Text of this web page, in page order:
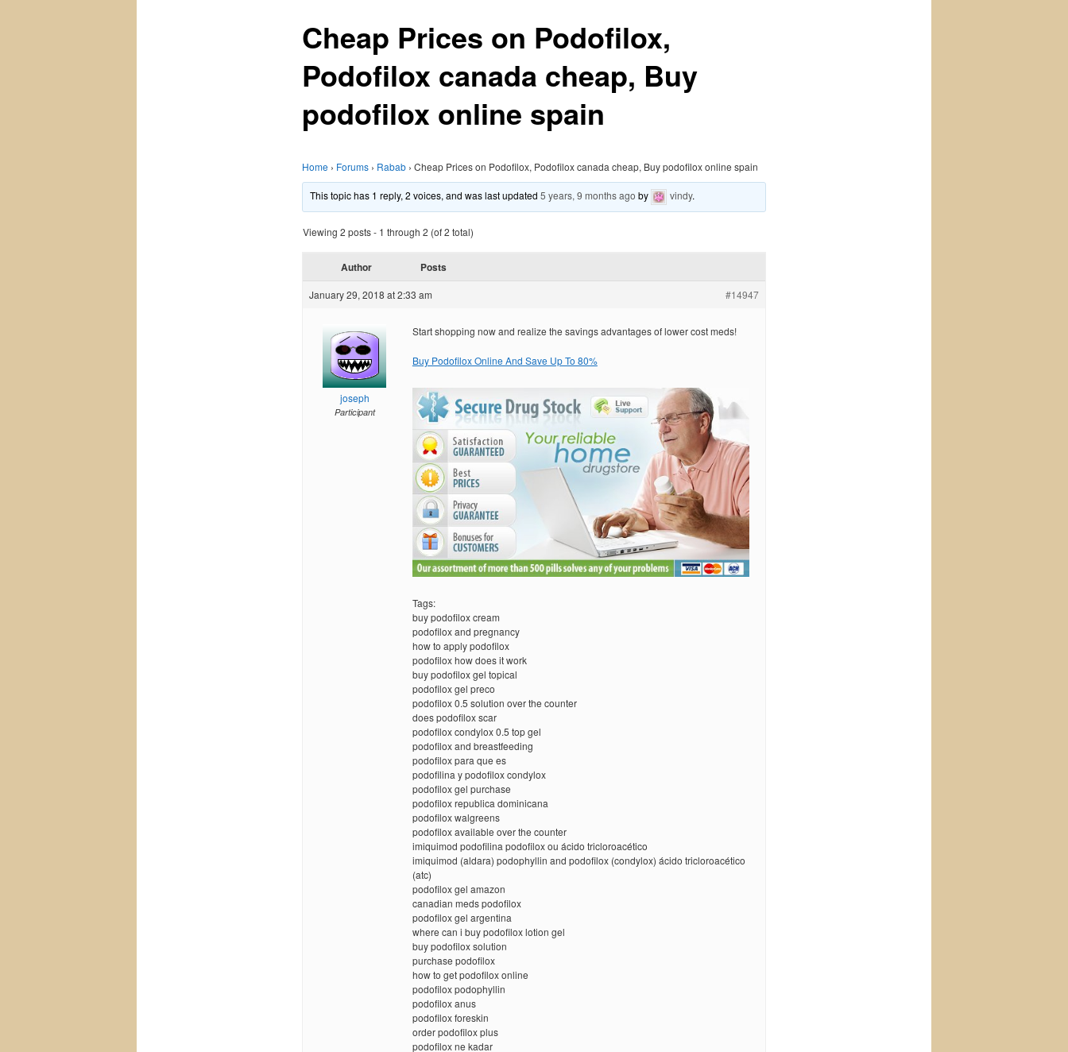
Cheap Prices on Podofilox,
Podofilox canada cheap, Buy
podofilox online spain
Home › Forums › Rabab › Cheap Prices on Podofilox, Podofilox canada cheap, Buy podofilox online spain
This topic has 1 reply, 2 voices, and was last updated5 years, 9 months ago by vindy.
Viewing 2 posts - 1 through 2 (of 2 total)
Author Posts
January 29, 2018 at 2:33 am #14947
joseph
Participant
Start shopping now and realize the savings advantages of lower cost meds!
Buy Podofilox Online And Save Up To 80%
Tags:
buy podofilox cream
podofilox and pregnancy
how to apply podofilox
podofilox how does it work
buy podofilox gel topical
podofilox gel preco
podofilox 0.5 solution over the counter
does podofilox scar
podofilox condylox 0.5 top gel
podofilox and breastfeeding
podofilox para que es
podofilina y podofilox condylox
podofilox gel purchase
podofilox republica dominicana
podofilox walgreens
podofilox available over the counter
imiquimod podofilina podofilox ou ácido tricloroacético
imiquimod (aldara) podophyllin and podofilox (condylox) ácido tricloroacético
(atc)
podofilox gel amazon
canadian meds podofilox
podofilox gel argentina
where can i buy podofilox lotion gel
buy podofilox solution
purchase podofilox
how to get podofilox online
podofilox podophyllin
podofilox anus
podofilox foreskin
order podofilox plus
podofilox ne kadar